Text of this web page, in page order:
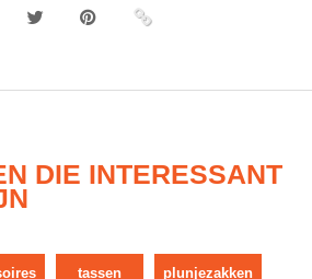
DIE INTERESSANT
tassen plunjezakken